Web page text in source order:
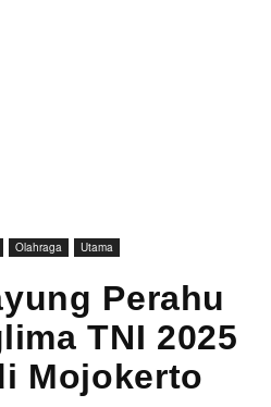
Olahraga Utama
Perahu
TNI 2025
Mojokerto